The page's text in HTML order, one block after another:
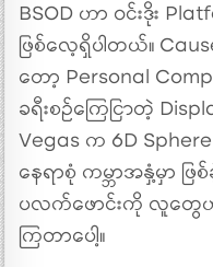
BSOD ဟာ ဝင်းဒိုး
ဖြစ်လေ့ရှိပါတယ်။
တော့ Personal
ခရီးစဉ်ကြေငြာတဲ့
Vegas က 6D Sphere
နေရာစုံ ကမ္ဘာအနှံ့မှာ ဖ
ပလက်ဖောင်းကို လူတွေဟာ
ကြတာပေါ့။